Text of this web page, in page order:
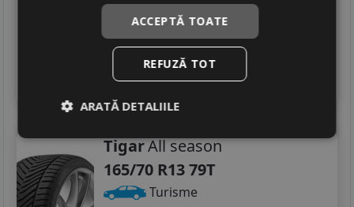
235/45R18
245/45R18
205/55R19
289 RON Discount4%
In stoc - 9 buc
4 Adauga in cos
TigarAll season
165/70 R13 79T
Turisme
ACCEPTĂ TOATE
REFUZĂ TOT
ARATĂ DETALIILE